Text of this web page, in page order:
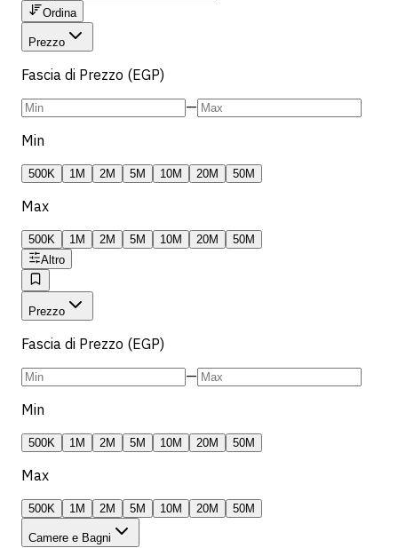
Ordina
Prezzo
Fascia di Prezzo (EGP)
—
Min
500K 1M 2M 5M 10M 20M 50M
Max
500K 1M 2M 5M 10M 20M
50M
Altro
Prezzo
Fascia di Prezzo (EGP)
—
Min
500K 1M 2M 5M 10M 20M 50M
Max
500K 1M 2M 5M 10M 20M 50M
Camere e Bagni